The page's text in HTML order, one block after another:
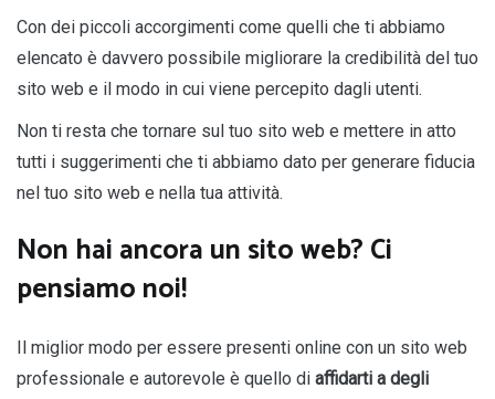
Con dei piccoli accorgimenti come quelli che ti abbiamo
elencato è davvero possibile migliorare la credibilità del tuo
sito web e il modo in cui viene percepito dagli utenti.
Non ti resta che tornare sul tuo sito web e mettere in atto
tutti i suggerimenti che ti abbiamo dato per generare fiducia
nel tuo sito web e nella tua attività.
Non hai ancora un sito web? Ci
pensiamo noi!
Il miglior modo per essere presenti online con un sito web
professionale e autorevole è quello di affidarti a degli